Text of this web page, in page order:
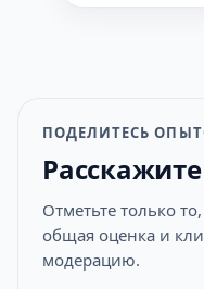
ПОДЕЛИТЕСЬ
Отметьте только
общая оценка и
модерацию.